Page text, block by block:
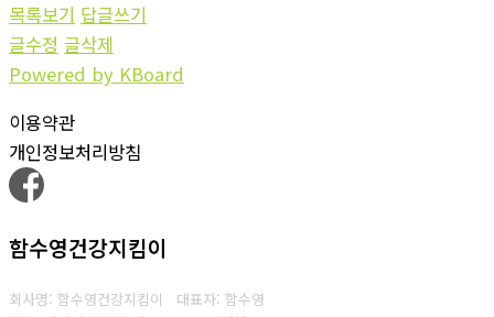
목록보기 답글쓰기
글수정 글삭제
Powered by KBoard
이용약관
개인정보처리방침
함수영건강지킴이
회사명: 함수영건강지킴이 대표자: 함수영